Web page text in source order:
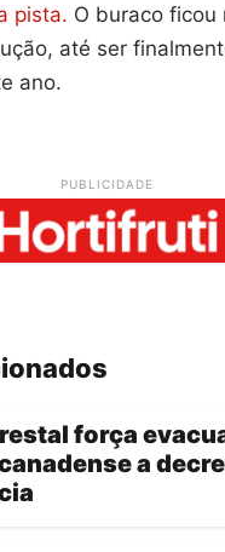
pista. O buraco ficou
até ser
ano.
PUBLICIDADE
força
a